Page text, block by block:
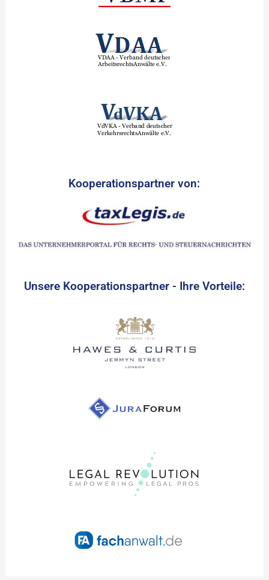
Kooperationspartner von:
Unsere Kooperationspartner - Ihre Vorteile: